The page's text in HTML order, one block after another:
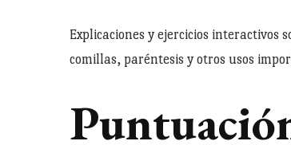
Explicaciones y ejercicios interactivos
comillas, paréntesis y otros usos